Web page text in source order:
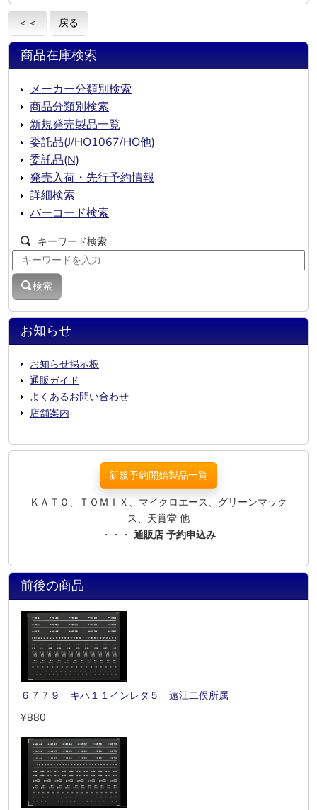
＜＜ 戻る
お知らせ
お知らせ掲示板
通販ガイド
よくあるお問い合わせ
店舗案内
商品在庫検索
メーカー分類別検索
商品分類別検索
新規発売製品一覧
委託品(J/HO1067/HO他)
委託品(N)
発売入荷・先行予約情報
詳細検索
バーコード検索
キーワード検索
検索
新規予約開始製品一覧
ＫＡＴＯ、ＴＯＭＩＸ、マイクロエース、グリーンマック
ス、天賞堂 他
・・・ 通販店 予約申込み
前後の商品
６７７９ キハ１１インレタ５ 遠江二俣所属
¥880